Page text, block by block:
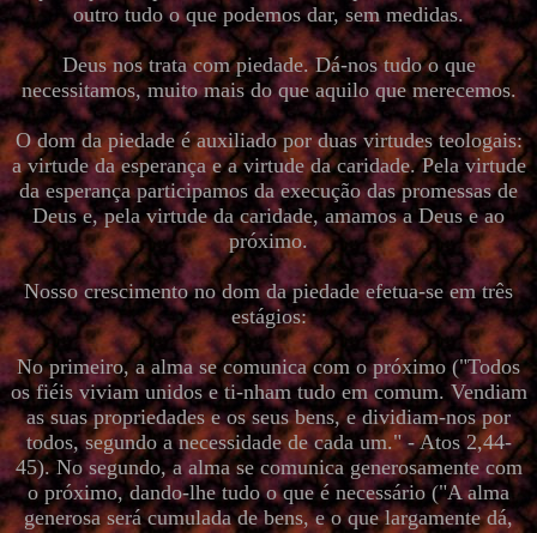
outro tudo o que podemos dar, sem medidas.
Deus nos trata com piedade. Dá-nos tudo o que
necessitamos, muito mais do que aquilo que merecemos.
O dom da piedade é auxiliado por duas virtudes teologais:
a virtude da esperança e a virtude da caridade. Pela virtude
da esperança participamos da execução das promessas de
Deus e, pela virtude da caridade, amamos a Deus e ao
próximo.
Nosso crescimento no dom da piedade efetua-se em três
estágios:
No primeiro, a alma se comunica com o próximo ("Todos
os fiéis viviam unidos e ti-nham tudo em comum. Vendiam
as suas propriedades e os seus bens, e dividiam-nos por
todos, segundo a necessidade de cada um." - Atos 2,44-
45). No segundo, a alma se comunica generosamente com
o próximo, dando-lhe tudo o que é necessário ("A alma
generosa será cumulada de bens, e o que largamente dá,